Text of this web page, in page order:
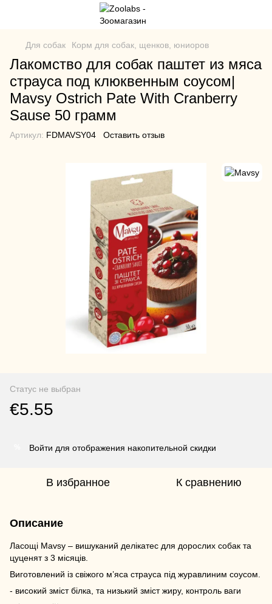
Для собак Корм для собак, щенков, юниоров
Лакомство для собак паштет из мяса
страуса под клюквенным соусом|
Mavsy Ostrich Pate With Cranberry
Sause 50 грамм
Артикул: FDMAVSY04 Оставить отзыв
Статус не выбран
€5.55
Войти для отображения накопительной скидки
В избранное К сравнению
Описание
Ласощі Mavsy – вишуканий делікатес для дорослих собак та
цуценят з 3 місяців.
Виготовлений із свіжого м’яса страуса під журавлиним соусом.
- високий зміст білка, та низький зміст жиру, контроль ваги